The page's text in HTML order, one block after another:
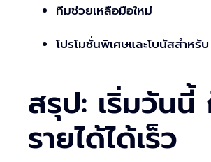
ทีมช่วยเหลือมือใหม่
โปรโมชั่นพิเศษและโบนัสสำหรั
สรุป: เริ่มวันนี้
รายได้ได้เร็ว